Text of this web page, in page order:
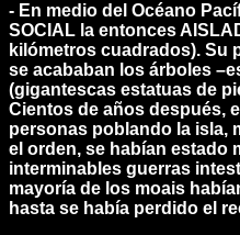
- En medio del Océano
SOCIAL la entonces
kilómetros cuadrados). Su
se acababan los árboles
(gigantescas estatuas de
Cientos de años después,
personas poblando la isla,
el orden, se habían estado
interminables guerras
mayoría de los moais
hasta se había perdido el